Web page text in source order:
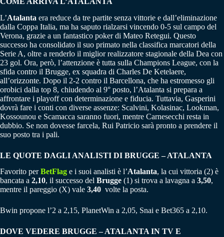
L’Atalanta era reduce da tre partite senza vittorie e dall’eliminazione
dalla Coppa Italia, ma ha saputo rialzarsi vincendo 0-5 sul campo del
Verona, grazie a un fantastico poker di Mateo Retegui. Questo
successo ha consolidato il suo primato nella classifica marcatori della
Serie A, oltre a renderlo il miglior realizzatore stagionale della Dea con
23 gol. Ora, però, l’attenzione è tutta sulla Champions League, con la
sfida contro il Brugge, ex squadra di Charles De Ketelaere,
all’orizzonte. Dopo il 2-2 contro il Barcellona, che ha estromesso gli
orobici dalla top 8, chiudendo al 9° posto, l’Atalanta si prepara a
affrontare i playoff con determinazione e fiducia. Tuttavia, Gasperini
dovrà fare i conti con diverse assenze: Scalvini, Kolasinac, Lookman,
Kossounou e Scamacca saranno fuori, mentre Carnesecchi resta in
dubbio. Se non dovesse farcela, Rui Patricio sarà pronto a prendere il
suo posto tra i pali.
LE QUOTE DAGLI ANALISTI DI BRUGGE – ATALANTA
Favorito perBetFlag e i suoi analisti è l’Atalanta, la cui vittoria (2) è
bancata a 2,10, il successo del Brugge (1) si trova a lavagna a 3,50,
mentre il pareggio (X) vale 3,40 volte la posta.
Bwin propone l’2 a 2,15, PlanetWin a 2,05, Snai e Bet365 a 2,10.
DOVE VEDERE BRUGGE – ATALANTA IN TV E